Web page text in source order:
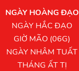
NGÀY HOÀNG ĐẠO
NGÀY HẮC ĐẠO
GIỜ MÃO (06G)
NGÀY NHÂM TUẤT
THÁNG ẤT TỊ